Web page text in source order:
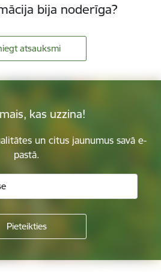
bija noderīga?
atsauksmi
kas uzzina!
un citus jaunumus savā e-
pastā.